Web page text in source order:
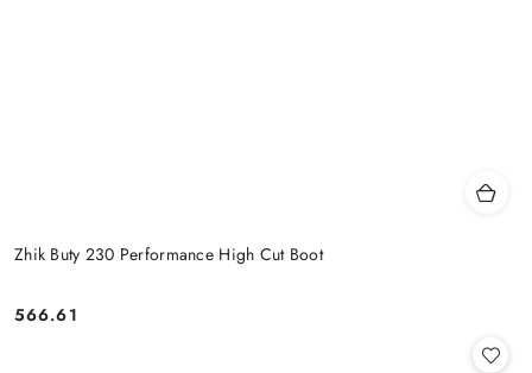
Zhik Buty 230 Performance High Cut Boot
Cena:
566.61